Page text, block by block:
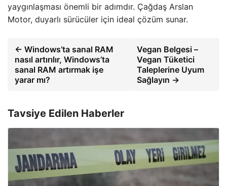
yaygınlaşması önemli bir adımdır. Çağdaş Arslan
Motor, duyarlı sürücüler için ideal çözüm sunar.
← Windows’ta sanal RAM
nasıl artırılır, Windows’ta
sanal RAM artırmak işe
yarar mı?
Vegan Belgesi –
Vegan Tüketici
Taleplerine Uyum
Sağlayın →
Tavsiye Edilen Haberler